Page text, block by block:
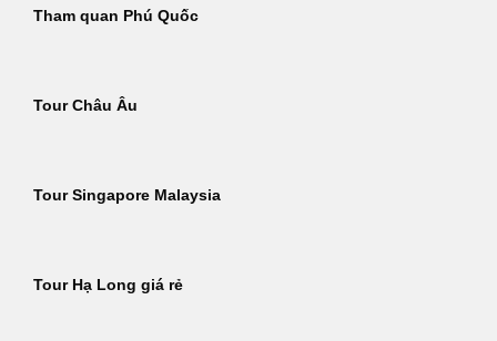
Tham quan Phú Quốc
Tour Châu Âu
Tour Singapore Malaysia
Tour Hạ Long giá rẻ